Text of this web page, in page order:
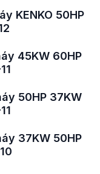
KENKO 50HP
45KW 60HP
50HP 37KW
37KW 50HP